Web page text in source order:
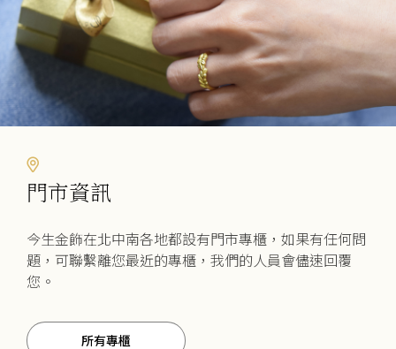
門市資訊
今生金飾在北中南各地都設有門市專櫃，如果有任何問
題，可聯繫離您最近的專櫃，我們的人員會儘速回覆
您。
所有專櫃